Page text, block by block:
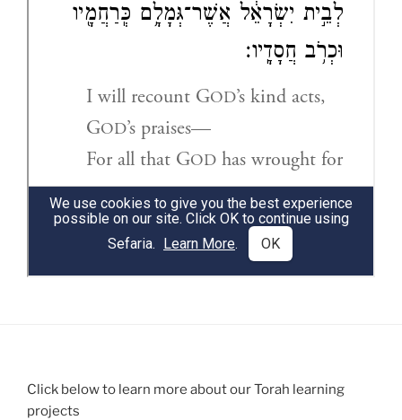
Click below to learn more about our Torah learning
projects